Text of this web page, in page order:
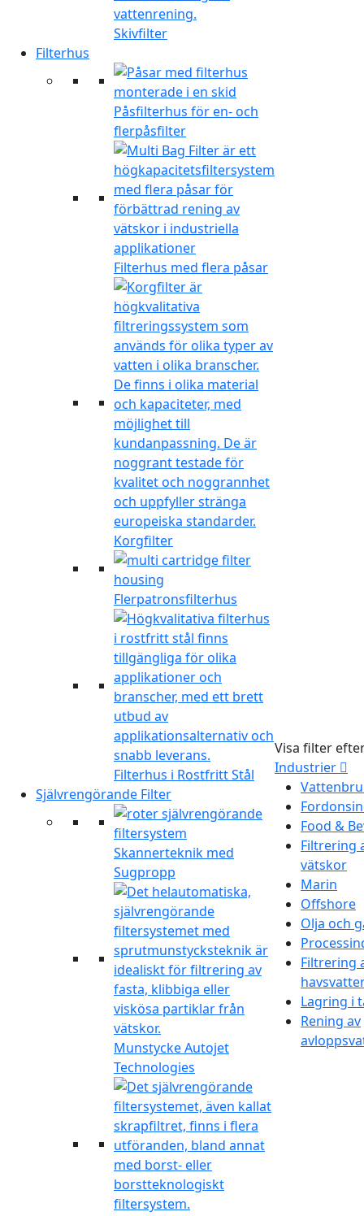
Skivfilter
Filterhus
Påsfilterhus för en- och
flerpåsfilter
Filterhus med flera påsar
Korgfilter
Flerpatronsfilterhus
Filterhus i Rostfritt Stål
Självrengörande Filter
Skannerteknik med
Sugpropp
Munstycke Autojet
Technologies
Visa filter
Industrier
Food &
Filtrering
vätskor
Marin
Offshore
Olja och
Filtrering
Lagring i
Rening av